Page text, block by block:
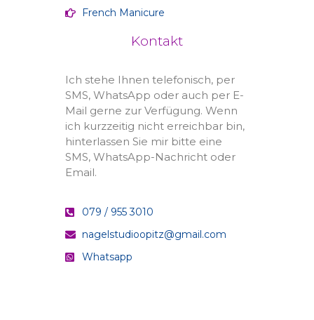
French Manicure
Kontakt
Ich stehe Ihnen telefonisch, per
SMS, WhatsApp oder auch per E-
Mail gerne zur Verfügung. Wenn
ich kurzzeitig nicht erreichbar bin,
hinterlassen Sie mir bitte eine
SMS, WhatsApp-Nachricht oder
Email.
079 / 955 3010
nagelstudioopitz@gmail.com
Whatsapp